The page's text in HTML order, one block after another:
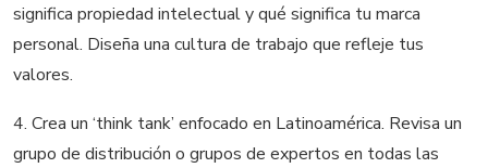
significa propiedad intelectual y qué significa tu marca
personal. Diseña una cultura de trabajo que refleje tus
valores.
4. Crea un ‘think tank’ enfocado en Latinoamérica. Revisa un
grupo de distribución o grupos de expertos en todas las